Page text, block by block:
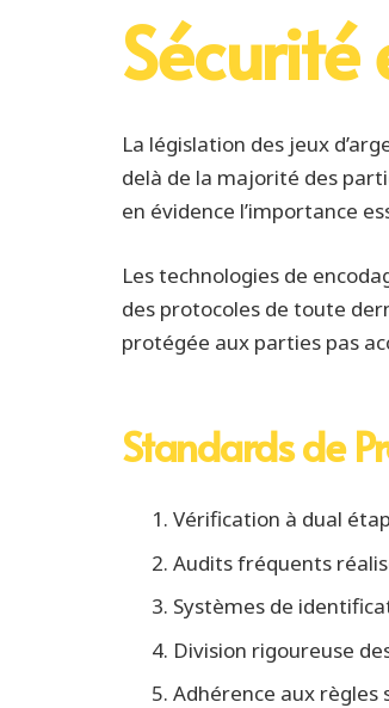
Sécurité
La législation des jeux
delà de la majorité des
en évidence l’importance
Les technologies de
des protocoles de toute
protégée aux parties pas
Standards de
Vérification à dual
Audits fréquents
Systèmes de
Division rigoureuse
Adhérence aux règles